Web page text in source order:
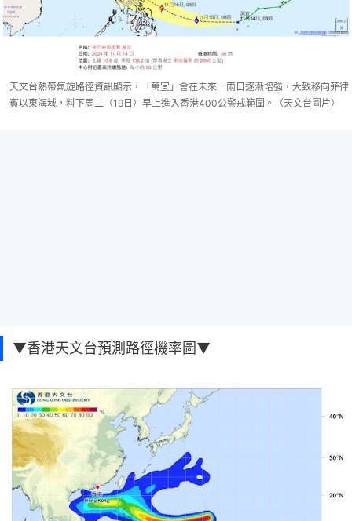
天文台熱帶氣旋路徑資訊顯示，「萬宜」會在未來一兩日逐漸增強，大致移向菲律
賓以東海域，料下周二（19日）早上進入香港400公警戒範圍。（天文台圖片）
▼香港天文台預測路徑機率圖▼